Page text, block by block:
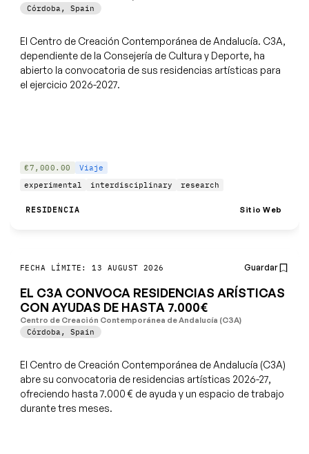
Córdoba , Spain
El Centro de Creación Contemporánea de Andalucía. C3A,
dependiente de la Consejería de Cultura y Deporte, ha
abierto la convocatoria de sus residencias artísticas para
el ejercicio 2026-2027.
€7,000.00
Viaje
experimental
interdisciplinary research
RESIDENCIA Sitio Web
FECHA LÍMITE: 13 AUGUST 2026 Guardar
EL C3A CONVOCA RESIDENCIAS ARÍSTICAS
CON AYUDAS DE HASTA 7.000€
Centro de Creación Contemporánea de Andalucía (C3A)
Córdoba , Spain
El Centro de Creación Contemporánea de Andalucía (C3A)
abre su convocatoria de residencias artísticas 2026-27,
ofreciendo hasta 7.000 € de ayuda y un espacio de trabajo
durante tres meses.